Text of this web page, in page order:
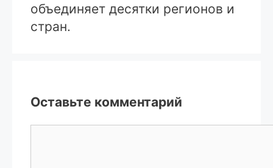
объединяет десятки регионов и
стран.
Оставьте комментарий